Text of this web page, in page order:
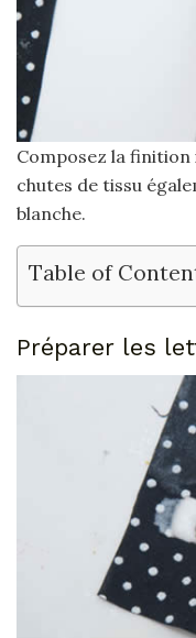
Composez la
chutes de tissu
blanche.
Table of
Préparer les